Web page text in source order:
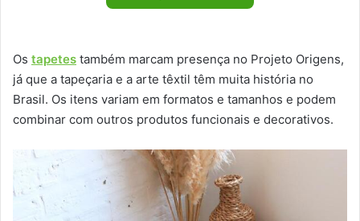
Os tapetes também marcam presença no Projeto Origens,
já que a tapeçaria e a arte têxtil têm muita história no
Brasil. Os itens variam em formatos e tamanhos e podem
combinar com outros produtos funcionais e decorativos.